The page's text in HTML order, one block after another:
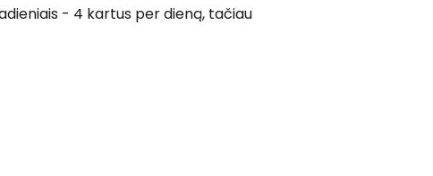
- 4 kartus per dieną, tačiau